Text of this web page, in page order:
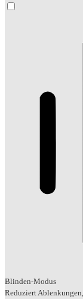
Blinden-Modus
Reduziert